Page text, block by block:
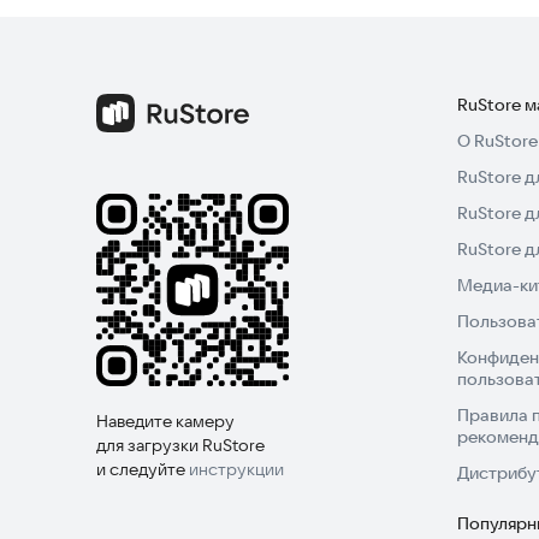
Наведите камеру
для загрузки RuStore
и следуйте инструкции
RuStore
О RuStore
RuStore
RuStore
RuStore
Медиа-
Правила